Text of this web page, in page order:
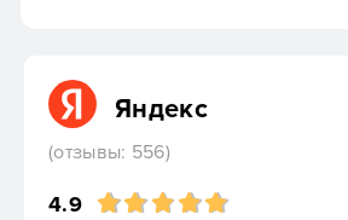
Яндекс
(отзывы: 556)
4.9